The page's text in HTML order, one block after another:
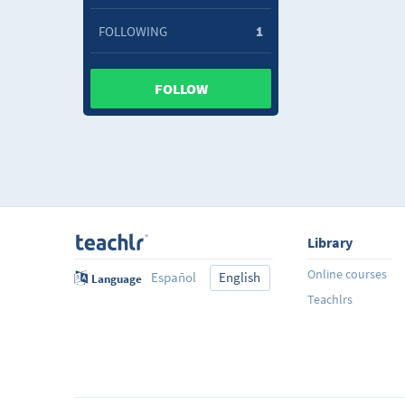
FOLLOWING 1
FOLLOW
Language Español English
Library
Online courses
Teachlrs